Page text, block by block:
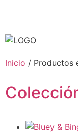
Inicio / Productos